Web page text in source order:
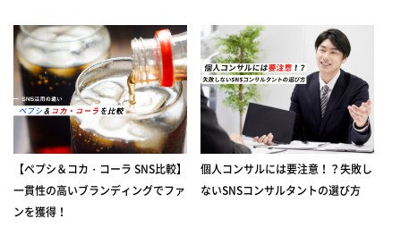
【ペプシ＆コカ・コーラ SNS比較】
一貫性の高いブランディングでファ
ンを獲得！
個人コンサルには要注意！？失敗し
ないSNSコンサルタントの選び方